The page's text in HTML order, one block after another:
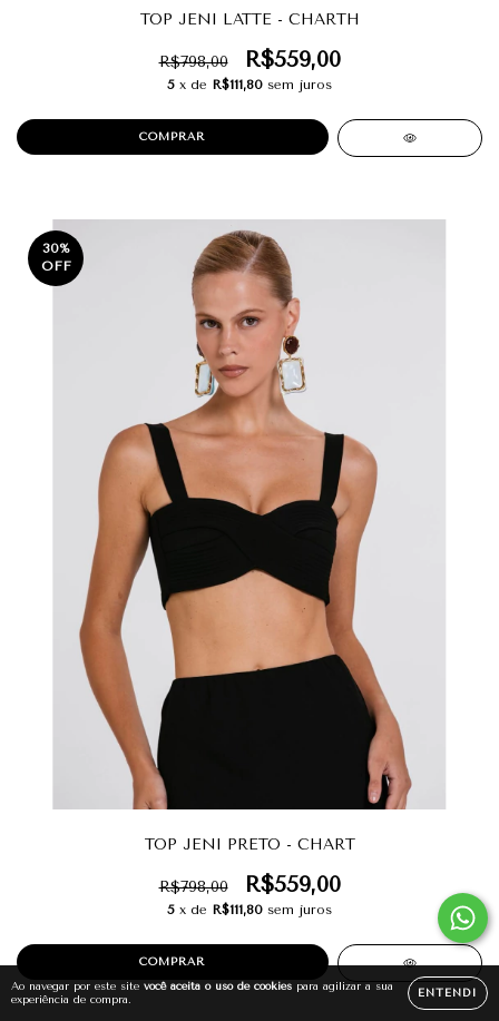
Ao navegar por este site você aceita o uso de cookies para agilizar a sua
experiência de compra.
ENTENDI
TOP JENI LATTE - CHARTH
R$798,00 R$559,00
5 x de R$111,80 sem juros
COMPRAR
30%
OFF
TOP JENI PRETO - CHART
R$798,00 R$559,00
5 x de R$111,80 sem juros
COMPRAR